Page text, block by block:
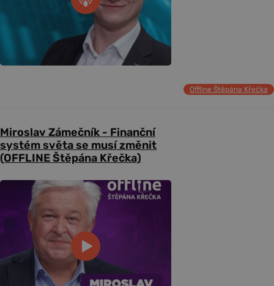
Offline Štěpána Křečka
Miroslav Zámečník - Finanční
systém světa se musí změnit
(OFFLINE Štěpána Křečka)